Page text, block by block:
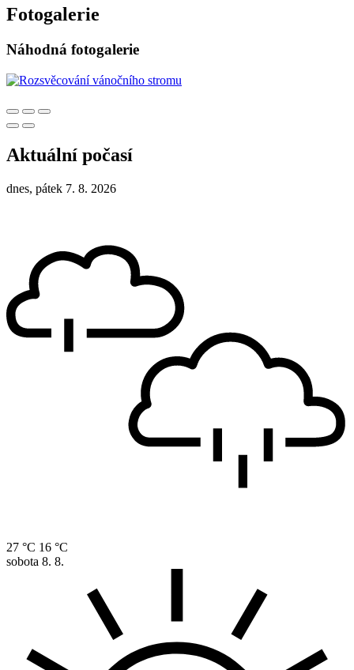
Fotogalerie
Náhodná fotogalerie
Aktuální počasí
dnes, pátek 7. 8. 2026
27 °C 16 °C
sobota 8. 8.